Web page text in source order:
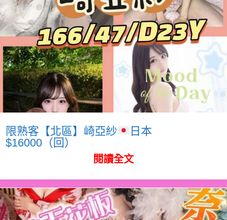
限熟客【北區】崎亞紗
日本
$16000（回）
閱讀全文